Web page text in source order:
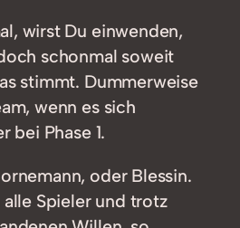
wirst Du einwenden,
schonmal soweit
stimmt. Dummerweise
wenn es sich
bei Phase 1.
oder Blessin.
alle Spieler und trotz